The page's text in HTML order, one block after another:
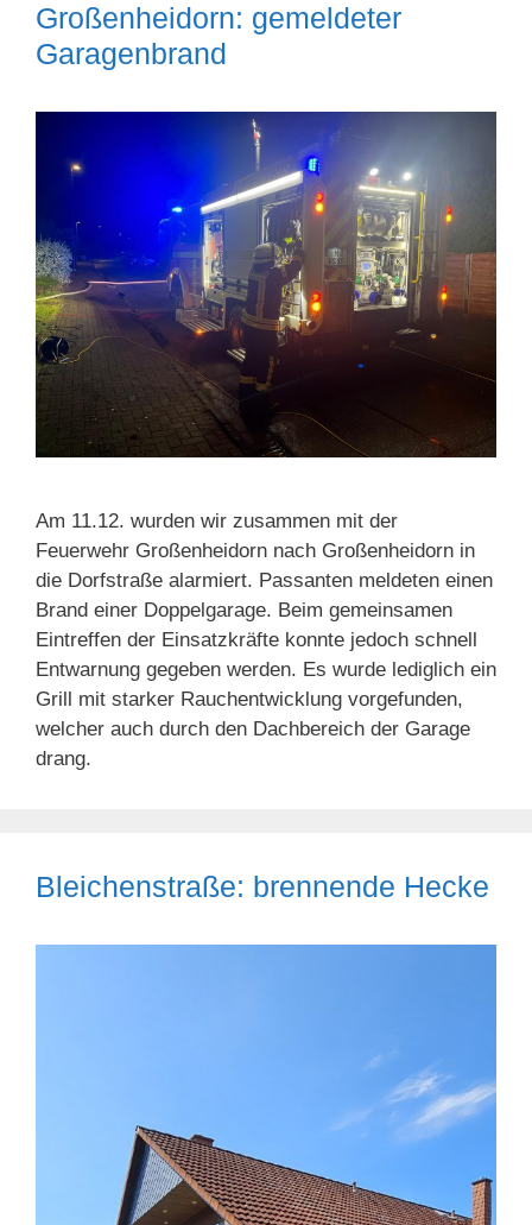
Großenheidorn: gemeldeter
Garagenbrand
Am 11.12. wurden wir zusammen mit der
Feuerwehr Großenheidorn nach Großenheidorn in
die Dorfstraße alarmiert. Passanten meldeten einen
Brand einer Doppelgarage. Beim gemeinsamen
Eintreffen der Einsatzkräfte konnte jedoch schnell
Entwarnung gegeben werden. Es wurde lediglich ein
Grill mit starker Rauchentwicklung vorgefunden,
welcher auch durch den Dachbereich der Garage
drang.
Bleichenstraße: brennende Hecke